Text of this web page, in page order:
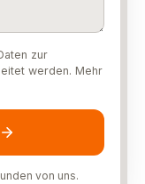
zur
werden. Mehr
von uns.